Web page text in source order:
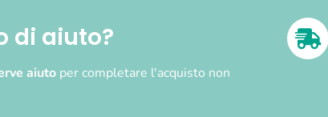
di aiuto?
aiuto per completare l'acquisto non